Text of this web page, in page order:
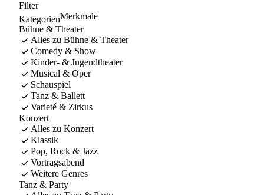
Filter
KategorienMerkmale
Bühne & Theater
Alles zu Bühne & Theater
Comedy & Show
Kinder- & Jugendtheater
Musical & Oper
Schauspiel
Tanz & Ballett
Varieté & Zirkus
Konzert
Alles zu Konzert
Klassik
Pop, Rock & Jazz
Vortragsabend
Weitere Genres
Tanz & Party